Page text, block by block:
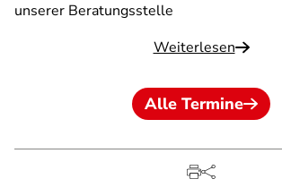
unserer Beratungsstelle
Weiterlesen
Alle Termine